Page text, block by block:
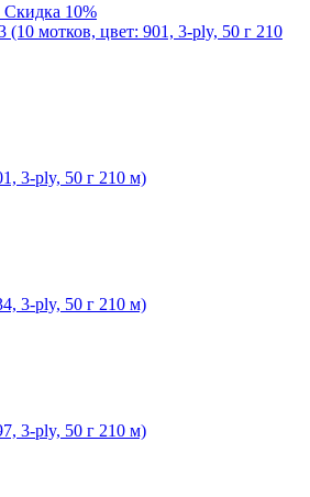
Скидка 10%
мотков, цвет: 901, 3-ply, 50 г 210
3-ply, 50 г 210 м)
3-ply, 50 г 210 м)
3-ply, 50 г 210 м)